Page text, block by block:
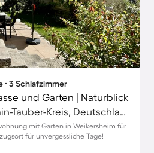
∙ 3 Schlafzimmer
und Garten | Naturblick
Weikersheim, Main-Tauber-Kreis, Deutschland
mit Garten in Weikersheim für
für unvergessliche Tage!